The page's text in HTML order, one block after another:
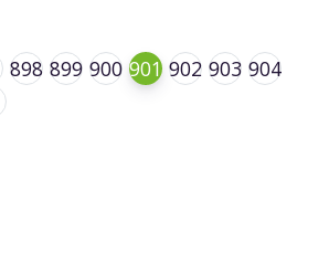
898 899 900 901 902 903 904